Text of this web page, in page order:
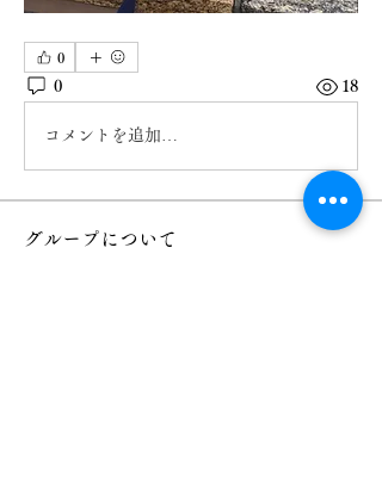
0
0 18
コメントを追加…
グループについて